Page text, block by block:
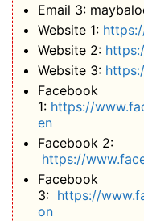
Email 3:
Website 1:
Website 2:
Website 3:
Facebook
1: https://
en
Facebook 2:
https://
Facebook
3: https://
on